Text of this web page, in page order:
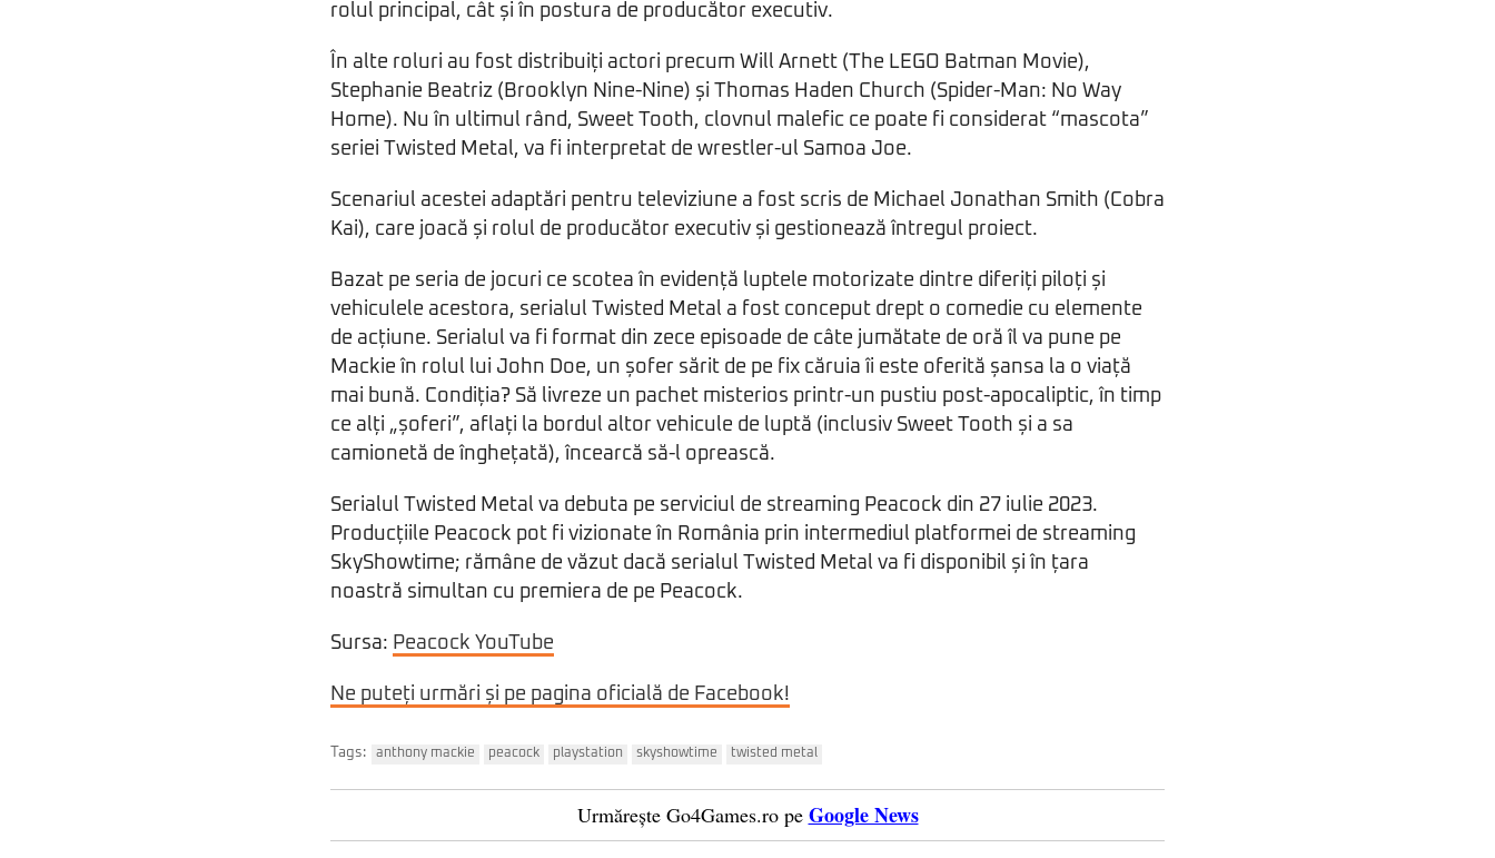
rolul principal, cât și în postura de producător executiv.
În alte roluri au fost distribuiți actori precum Will Arnett (The LEGO Batman Movie),
Stephanie Beatriz (Brooklyn Nine-Nine) și Thomas Haden Church (Spider-Man: No Way
Home). Nu în ultimul rând, Sweet Tooth, clovnul malefic ce poate fi considerat “mascota”
seriei Twisted Metal, va fi interpretat de wrestler-ul Samoa Joe.
Scenariul acestei adaptări pentru televiziune a fost scris de Michael Jonathan Smith (Cobra
Kai), care joacă și rolul de producător executiv și gestionează întregul proiect.
Bazat pe seria de jocuri ce scotea în evidență luptele motorizate dintre diferiți piloți și
vehiculele acestora, serialul Twisted Metal a fost conceput drept o comedie cu elemente
de acțiune. Serialul va fi format din zece episoade de câte jumătate de oră îl va pune pe
Mackie în rolul lui John Doe, un șofer sărit de pe fix căruia îi este oferită șansa la o viață
mai bună. Condiția? Să livreze un pachet misterios printr-un pustiu post-apocaliptic, în timp
ce alți „șoferi”, aflați la bordul altor vehicule de luptă (inclusiv Sweet Tooth și a sa
camionetă de înghețată), încearcă să-l oprească.
Serialul Twisted Metal va debuta pe serviciul de streaming Peacock din 27 iulie 2023.
Producțiile Peacock pot fi vizionate în România prin intermediul platformei de streaming
SkyShowtime; rămâne de văzut dacă serialul Twisted Metal va fi disponibil și în țara
noastră simultan cu premiera de pe Peacock.
Sursa: Peacock YouTube
Ne puteți urmări și pe pagina oficială de Facebook!
Tags: anthony mackie peacock playstation skyshowtime twisted metal
Urmărește Go4Games.ro pe Google News